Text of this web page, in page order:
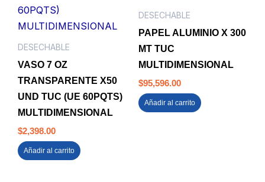
DESECHABLE
VASO 7 OZ
TRANSPARENTE X50
UND TUC (UE 60PQTS)
MULTIDIMENSIONAL
$2,398.00
Añadir al carrito
DESECHABLE
PAPEL ALUMINIO X 300
MT TUC
MULTIDIMENSIONAL
$95,596.00
Añadir al carrito